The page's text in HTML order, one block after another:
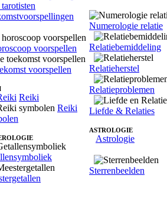
voorspellen
voorspellen
Reiki
Reiki
Numerologie relatie
Relatiebemiddeling
Relatieherstel
Relatieproblemen
Liefde & Relaties
ASTROLOGIE
Astrologie
Sterrenbeelden